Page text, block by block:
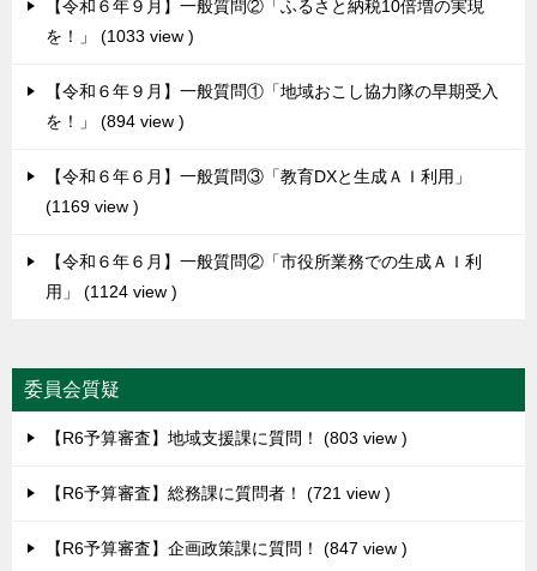
【令和６年９月】一般質問②「ふるさと納税10倍増の実現
を！」
1033 view
【令和６年９月】一般質問①「地域おこし協力隊の早期受入
を！」
894 view
【令和６年６月】一般質問③「教育DXと生成ＡＩ利用」
1169 view
【令和６年６月】一般質問②「市役所業務での生成ＡＩ利
用」
1124 view
委員会質疑
【R6予算審査】地域支援課に質問！ 803 view
【R6予算審査】総務課に質問者！ 721 view
【R6予算審査】企画政策課に質問！ 847 view